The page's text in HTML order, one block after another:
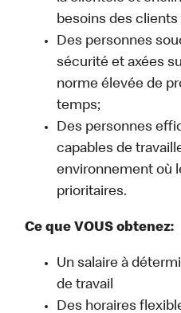
besoins des clients
Des personnes
sécurité et axées
norme élevée de
temps;
Des personnes
capables de
environnement où
prioritaires.
Ce que VOUS obtenez:
Un salaire à
de travail
Des horaires